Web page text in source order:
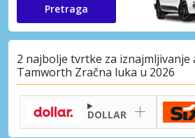
Pretraga
2 najbolje tvrtke za iznajmljivanje
Tamworth Zračna luka u 2026
DOLLAR